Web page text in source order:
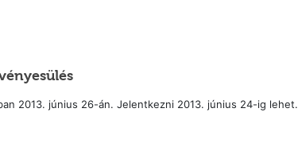
2013. június 26-án. Jelentkezni 2013. június 24-ig lehet.